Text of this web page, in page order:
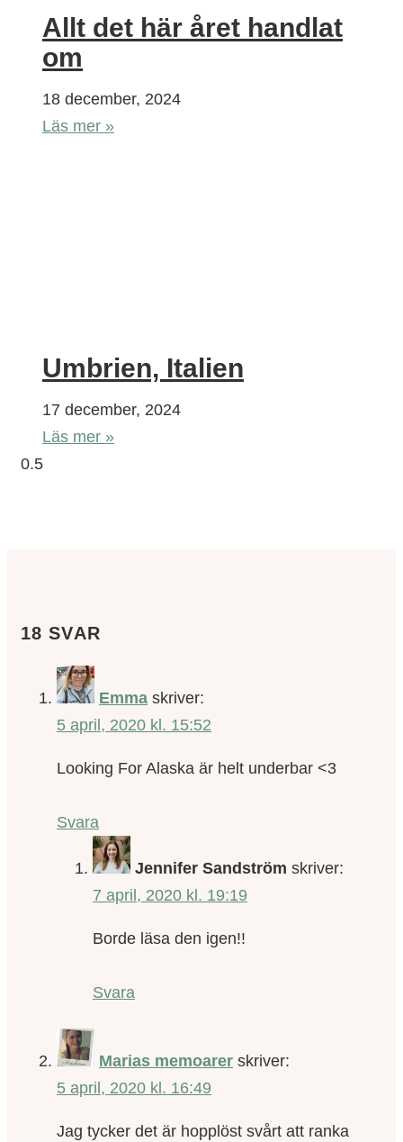
Allt det här året handlat
om
18 december, 2024
Läs mer »
Umbrien, Italien
17 december, 2024
Läs mer »
18 SVAR
Emma skriver:
5 april, 2020 kl. 15:52
Looking For Alaska är helt underbar <3
Svara
Jennifer Sandström skriver:
7 april, 2020 kl. 19:19
Borde läsa den igen!!
Svara
Marias memoarer skriver:
5 april, 2020 kl. 16:49
Jag tycker det är hopplöst svårt att ranka